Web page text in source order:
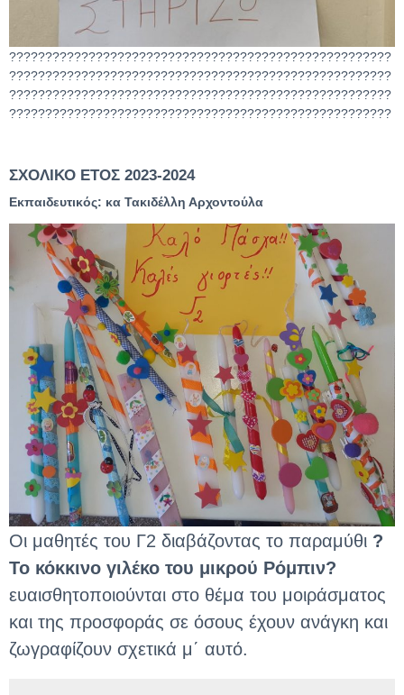
?????????????????????????????????????????????????????
?????????????????????????????????????????????????????
?????????????????????????????????????????????????????
?????????????????????????????????????????????????????
ΣΧΟΛΙΚΟ ΕΤΟΣ 2023-2024
Εκπαιδευτικός: κα Τακιδέλλη Αρχοντούλα
Οι μαθητές του Γ2 διαβάζοντας το παραμύθι ?
Το κόκκινο γιλέκο του μικρού Ρόμπιν?
ευαισθητοποιούνται στο θέμα του μοιράσματος
και της προσφοράς σε όσους έχουν ανάγκη και
ζωγραφίζουν σχετικά μ΄ αυτό.